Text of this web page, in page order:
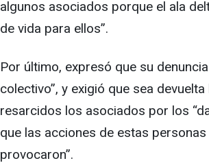
algunos asociados porque el ala
de vida para ellos”.
Por último, expresó que su
colectivo”, y exigió que sea
resarcidos los asociados por los
que las acciones de estas
provocaron”.